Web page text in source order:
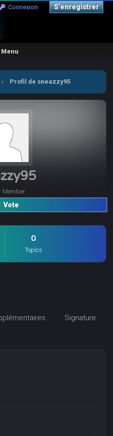
Connexion S’enregistrer
Menu
› Profil de sneazzy95
Member
Vote
0
Topics
Signature